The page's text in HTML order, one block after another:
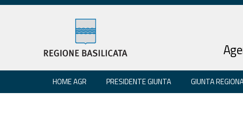
HOME AGR PRESIDENTE GIUNTA GIUNTA